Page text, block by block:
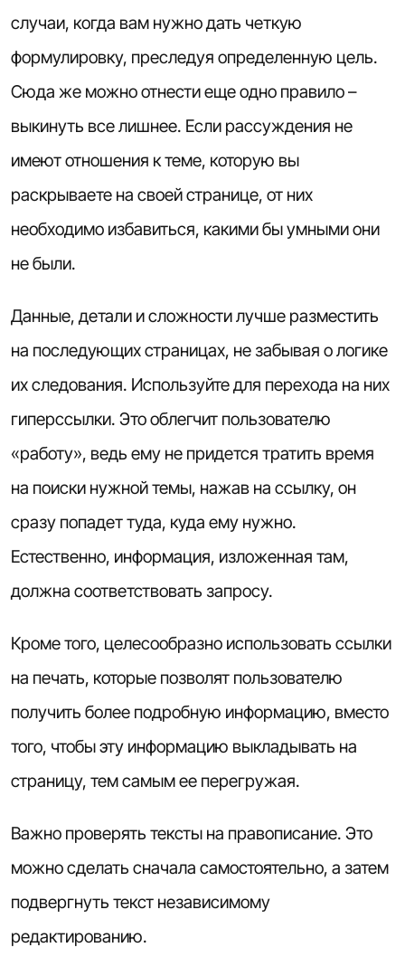
случаи, когда вам нужно дать четкую
формулировку, преследуя определенную цель.
Сюда же можно отнести еще одно правило –
выкинуть все лишнее. Если рассуждения не
имеют отношения к теме, которую вы
раскрываете на своей странице, от них
необходимо избавиться, какими бы умными они
не были.
Данные, детали и сложности лучше разместить
на последующих страницах, не забывая о логике
их следования. Используйте для перехода на них
гиперссылки. Это облегчит пользователю
«работу», ведь ему не придется тратить время
на поиски нужной темы, нажав на ссылку, он
сразу попадет туда, куда ему нужно.
Естественно, информация, изложенная там,
должна соответствовать запросу.
Кроме того, целесообразно использовать ссылки
на печать, которые позволят пользователю
получить более подробную информацию, вместо
того, чтобы эту информацию выкладывать на
страницу, тем самым ее перегружая.
Важно проверять тексты на правописание. Это
можно сделать сначала самостоятельно, а затем
подвергнуть текст независимому
редактированию.